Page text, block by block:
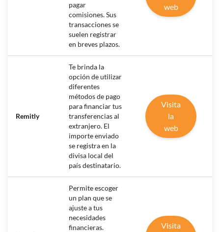
pagar
comisiones. Sus
transacciones se
suelen registrar
en breves plazos.
web
Remitly
Te brinda la
opción de utilizar
diferentes
métodos de pago
para financiar tus
transferencias al
extranjero. El
importe enviado
se registra en la
divisa local del
país destinatario.
Visita
la
web
Permite escoger
un plan que se
ajuste a tus
necesidades
financieras.
Visita